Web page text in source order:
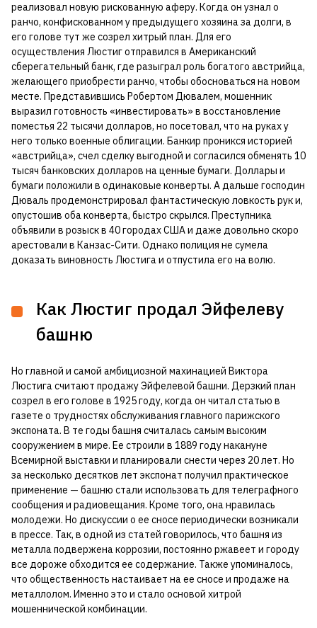
реализовал новую рискованную аферу. Когда он узнал о
ранчо, конфискованном у предыдущего хозяина за долги, в
его голове тут же созрел хитрый план. Для его
осуществления Люстиг отправился в Американский
сберегательный банк, где разыграл роль богатого австрийца,
желающего приобрести ранчо, чтобы обосноваться на новом
месте. Представившись Робертом Дювалем, мошенник
выразил готовность «инвестировать» в восстановление
поместья 22 тысячи долларов, но посетовал, что на руках у
него только военные облигации. Банкир проникся историей
«австрийца», счел сделку выгодной и согласился обменять 10
тысяч банковских долларов на ценные бумаги. Доллары и
бумаги положили в одинаковые конверты. А дальше господин
Дюваль продемонстрировал фантастическую ловкость рук и,
опустошив оба конверта, быстро скрылся. Преступника
объявили в розыск в 40 городах США и даже довольно скоро
арестовали в Канзас-Сити. Однако полиция не сумела
доказать виновность Люстига и отпустила его на волю.
Как Люстиг продал Эйфелеву
башню
Но главной и самой амбициозной махинацией Виктора
Люстига считают продажу Эйфелевой башни. Дерзкий план
созрел в его голове в 1925 году, когда он читал статью в
газете о трудностях обслуживания главного парижского
экспоната. В те годы башня считалась самым высоким
сооружением в мире. Ее строили в 1889 году накануне
Всемирной выставки и планировали снести через 20 лет. Но
за несколько десятков лет экспонат получил практическое
применение — башню стали использовать для телеграфного
сообщения и радиовещания. Кроме того, она нравилась
молодежи. Но дискуссии о ее сносе периодически возникали
в прессе. Так, в одной из статей говорилось, что башня из
металла подвержена коррозии, постоянно ржавеет и городу
все дороже обходится ее содержание. Также упоминалось,
что общественность настаивает на ее сносе и продаже на
металлолом. Именно это и стало основой хитрой
мошеннической комбинации.